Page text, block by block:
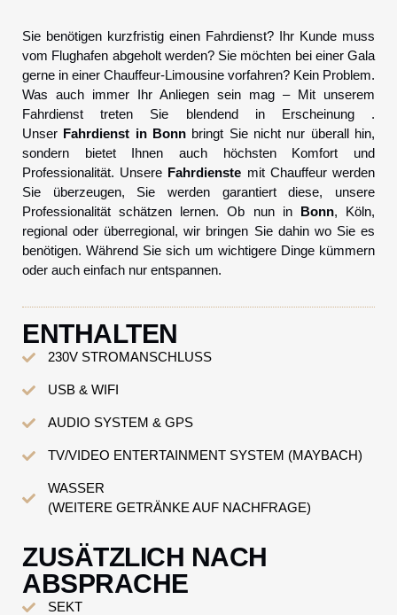
Sie benötigen kurzfristig einen Fahrdienst? Ihr Kunde muss
vom Flughafen abgeholt werden? Sie möchten bei einer Gala
gerne in einer Chauffeur-Limousine vorfahren? Kein Problem.
Was auch immer Ihr Anliegen sein mag – Mit unserem
Fahrdienst treten Sie blendend in Erscheinung .
Unser Fahrdienst in Bonn bringt Sie nicht nur überall hin,
sondern bietet Ihnen auch höchsten Komfort und
Professionalität. Unsere Fahrdienste mit Chauffeur werden
Sie überzeugen, Sie werden garantiert diese, unsere
Professionalität schätzen lernen. Ob nun in Bonn, Köln,
regional oder überregional, wir bringen Sie dahin wo Sie es
benötigen. Während Sie sich um wichtigere Dinge kümmern
oder auch einfach nur entspannen.
ENTHALTEN
230V STROMANSCHLUSS
USB & WIFI
AUDIO SYSTEM & GPS
TV/VIDEO ENTERTAINMENT SYSTEM (MAYBACH)
WASSER
(WEITERE GETRÄNKE AUF NACHFRAGE)
ZUSÄTZLICH NACH
ABSPRACHE
SEKT